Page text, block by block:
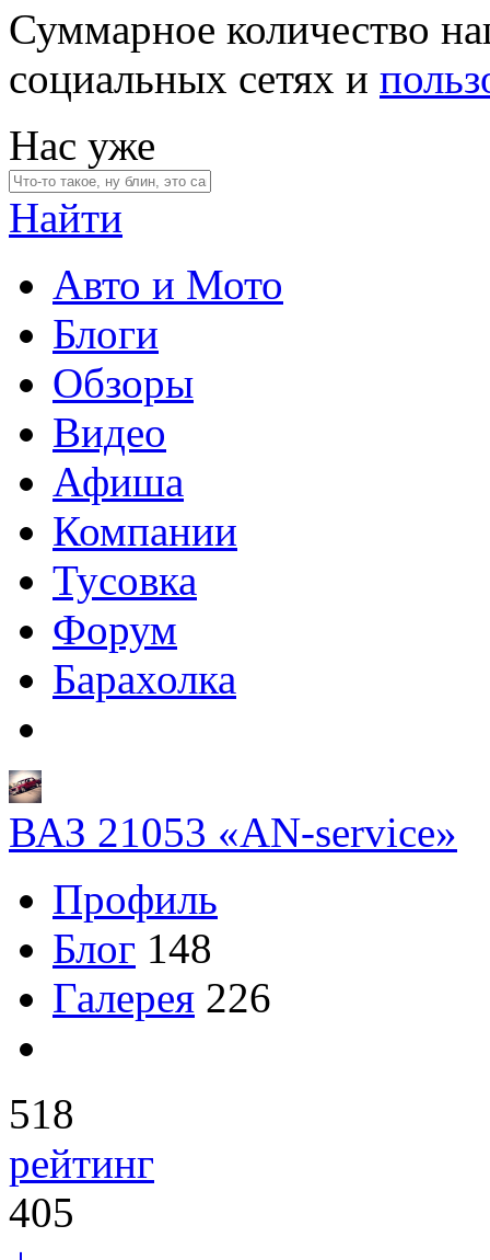
Суммарное количество
социальных сетях и
Нас уже
Найти
Авто и Мото
Блоги
Обзоры
Видео
Афиша
Компании
Тусовка
Форум
Барахолка
ВАЗ 21053 «AN-service»
Профиль
Блог 148
Галерея 226
518
рейтинг
405